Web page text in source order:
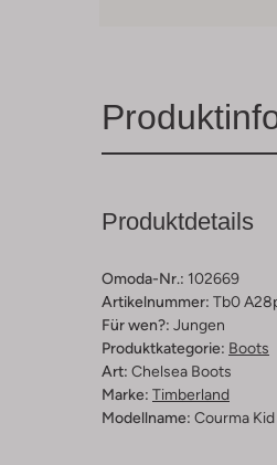
Produktdetails
Omoda-Nr.: 102669
Artikelnummer: Tb0
Für wen?: Jungen
Produktkategorie: Boots
Art: Chelsea Boots
Marke: Timberland
Modellname: Courma Kid